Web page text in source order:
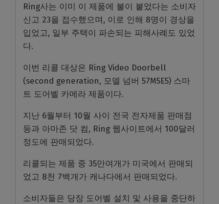
Ring사는 이미 이 제품에 불이 붙었다는 소비자
신고 23을 접수했으며, 이로 인해 8명이 경상을
입었고, 일부 주택이 파손되는 피해사례도 있었
다.
이번 리콜 대상은 Ring Video Doorbell
(second generation, 모델 넘버 57M5E5) 스마
트 도어벨 카메라 제품이다.
지난 6월부터 10월 사이 전국 전자제품 판매점
등과 아마존 닷 컴, Ring 웹사이트에서 100달러
정도에 판매되었다.
리콜되는 제품 중 35만여개가 미국에서 판매되
었고 8천 7백개가 캐나다에서 판매되었다.
소비자들은 당장 도어벨 설치 및 사용을 중단하